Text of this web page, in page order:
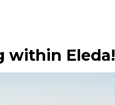
within Eleda!